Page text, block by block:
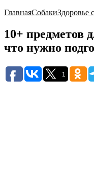
ГлавнаяСобакиЗдоровье
10+ предметов
что нужно
1